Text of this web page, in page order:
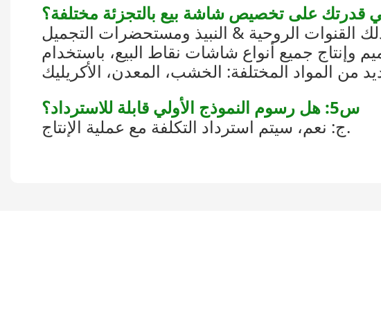
القنوات الروحية & النبيذ ومستحضرات التجميل
وإنتاج جميع أنواع شاشات نقاط البيع، باستخدام
س5: هل رسوم النموذج الأولي قابلة للاسترداد؟
ج: نعم، سيتم استرداد التكلفة مع عملية الإنتاج.